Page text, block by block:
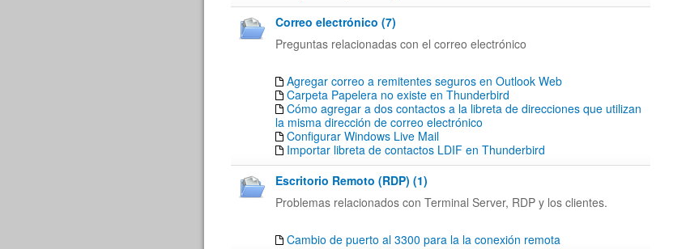
Correo electrónico (7)
Preguntas relacionadas con el correo electrónico
Agregar correo a remitentes seguros en Outlook Web
Carpeta Papelera no existe en Thunderbird
Cómo agregar a dos contactos a la libreta de direcciones que utilizan
la misma dirección de correo electrónico
Configurar Windows Live Mail
Importar libreta de contactos LDIF en Thunderbird
Escritorio Remoto (RDP) (1)
Problemas relacionados con Terminal Server, RDP y los clientes.
Cambio de puerto al 3300 para la la conexión remota